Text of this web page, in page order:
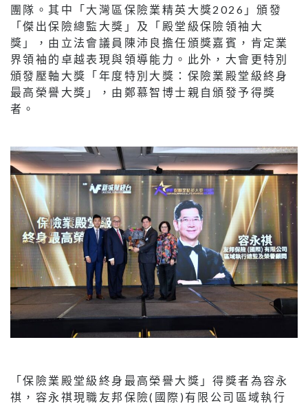
團隊。其中「大灣區保險業精英大獎2026」頒發
「傑出保險總監大獎」及「殿堂級保險領袖大
獎」，由立法會議員陳沛良擔任頒獎嘉賓，肯定業
界領袖的卓越表現與領導能力。此外，大會更特別
頒發壓軸大獎「年度特別大獎：保險業殿堂級終身
最高榮譽大獎」，由鄭慕智博士親自頒發予得獎
者。
「保險業殿堂級終身最高榮譽大獎」得獎者為容永
祺，容永祺現職友邦保險(國際)有限公司區域執行